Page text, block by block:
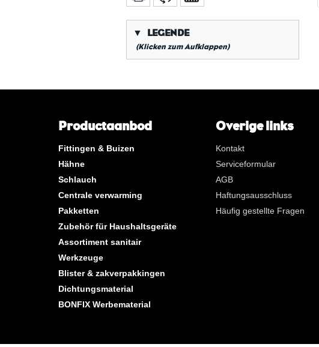
▼ LEGENDE
(Klicken zum Aufklappen)
**
Langes Innenrohrgewinde
Belgische Gasvaklieden
Pro Karton
Productaanbod
Fittingen & Buizen
Hähne
Schlauch
Centrale verwarming
Pakketten
Zubehör für Haushaltsgeräte
Assortiment sanitair
Werkzeuge
Blister & zakverpakkingen
Dichtungsmaterial
BONFIX Werbematerial
Overige links
Kontakt
Serviceformular
AGB
Haftungsausschluss
Häufig gestellte Fragen